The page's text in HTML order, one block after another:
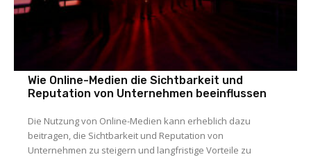
Wie Online-Medien die Sichtbarkeit und
Reputation von Unternehmen beeinflussen
Die Nutzung von Online-Medien kann erheblich dazu
beitragen, die Sichtbarkeit und Reputation von
Unternehmen zu steigern und langfristige Vorteile zu